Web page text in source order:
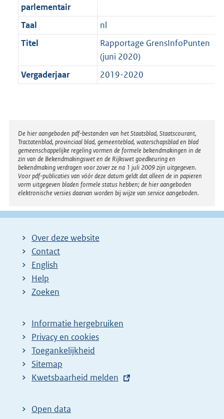
parlementair
Taal
nl
Titel
Rapportage GrensInfoPunten
(juni 2020)
Vergaderjaar
2019-2020
Disclaimer
De hier aangeboden pdf-bestanden van het Staatsblad, Staatscourant,
Tractatenblad, provinciaal blad, gemeenteblad, waterschapsblad en blad
gemeenschappelijke regeling vormen de formele bekendmakingen in de
zin van de Bekendmakingswet en de Rijkswet goedkeuring en
bekendmaking verdragen voor zover ze na 1 juli 2009 zijn uitgegeven.
Voor pdf-publicaties van vóór deze datum geldt dat alleen de in papieren
vorm uitgegeven bladen formele status hebben; de hier aangeboden
elektronische versies daarvan worden bij wijze van service aangeboden.
Over deze website
Contact
English
Help
Zoeken
Informatie hergebruiken
Privacy en cookies
Toegankelijkheid
Sitemap
E
t
Kwetsbaarheid melden
Open data